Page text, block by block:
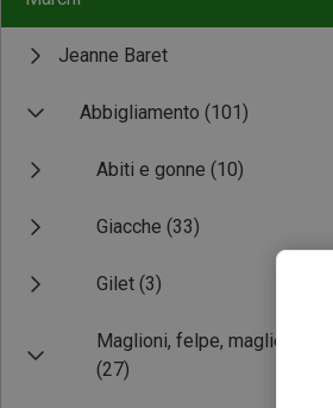
Jeanne Baret
Abbigliamento (101)
Abiti e gonne (10)
Giacche (33)
Gilet (3)
Maglioni, felpe, maglie
(27)